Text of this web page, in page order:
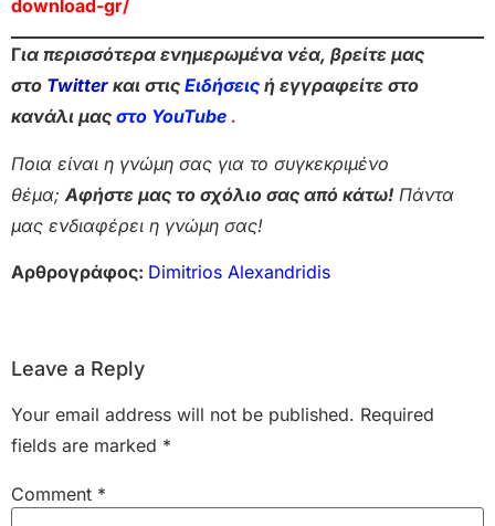
download-gr/
Για περισσότερα ενημερωμένα νέα, βρείτε μας
στο Twitter και στις Ειδήσεις ή εγγραφείτε στο
κανάλι μας στο YouTube .
Ποια είναι η γνώμη σας για το συγκεκριμένο
θέμα; Αφήστε μας το σχόλιο σας από κάτω! Πάντα
μας ενδιαφέρει η γνώμη σας!
Αρθρογράφος: Dimitrios Alexandridis
Leave a Reply
Your email address will not be published. Required
fields are marked *
Comment *